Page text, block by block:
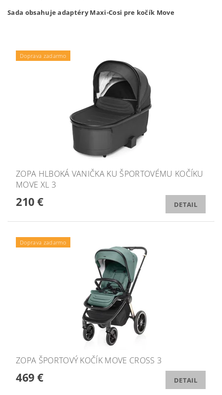
Sada obsahuje adaptéry Maxi-Cosi pre kočík Move
Doprava zadarmo
ZOPA HLBOKÁ VANIČKA KU ŠPORTOVÉMU KOČÍKU
MOVE XL 3
210 € DETAIL
Doprava zadarmo
ZOPA ŠPORTOVÝ KOČÍK MOVE CROSS 3
469 € DETAIL